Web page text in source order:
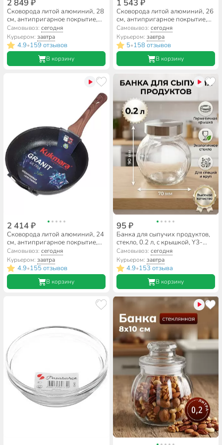
2 849 ₽
Сковорода литой алюминий, 28
см, антипригарное покрытие,
Kukmara, Granit Ultra, синяя,
сгг280а
Самовывоз:сегодня
Курьером:завтра
4.9•159 отзывов
В корзину
1 543 ₽
Сковорода литой алюминий, 26
см, антипригарное покрытие,
Горница, Гранит, с2651аг
Самовывоз: сегодня
Курьером: завтра
5•158 отзывов
В корзину
2 414 ₽
Сковорода литой алюминий, 24
см, антипригарное покрытие,
Kukmara, Granit Ultra, синяя,
сгг240а
Самовывоз:сегодня
Курьером:завтра
4.9•155 отзывов
В корзину
95 ₽
Банка для сыпучих продуктов,
стекло, 0.2 л, с крышкой, Y3-
1498
Самовывоз: сегодня
Курьером: завтра
4.9•153 отзыва
В корзину